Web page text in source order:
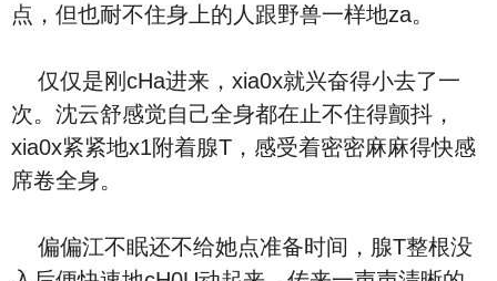
点，但也耐不住身上的人跟野兽一样地za。
仅仅是刚cHa进来，xia0x就兴奋得小去了一
次。沈云舒感觉自己全身都在止不住得颤抖，
xia0x紧紧地x1附着腺T，感受着密密麻麻得快感
席卷全身。
偏偏江不眠还不给她点准备时间，腺T整根没